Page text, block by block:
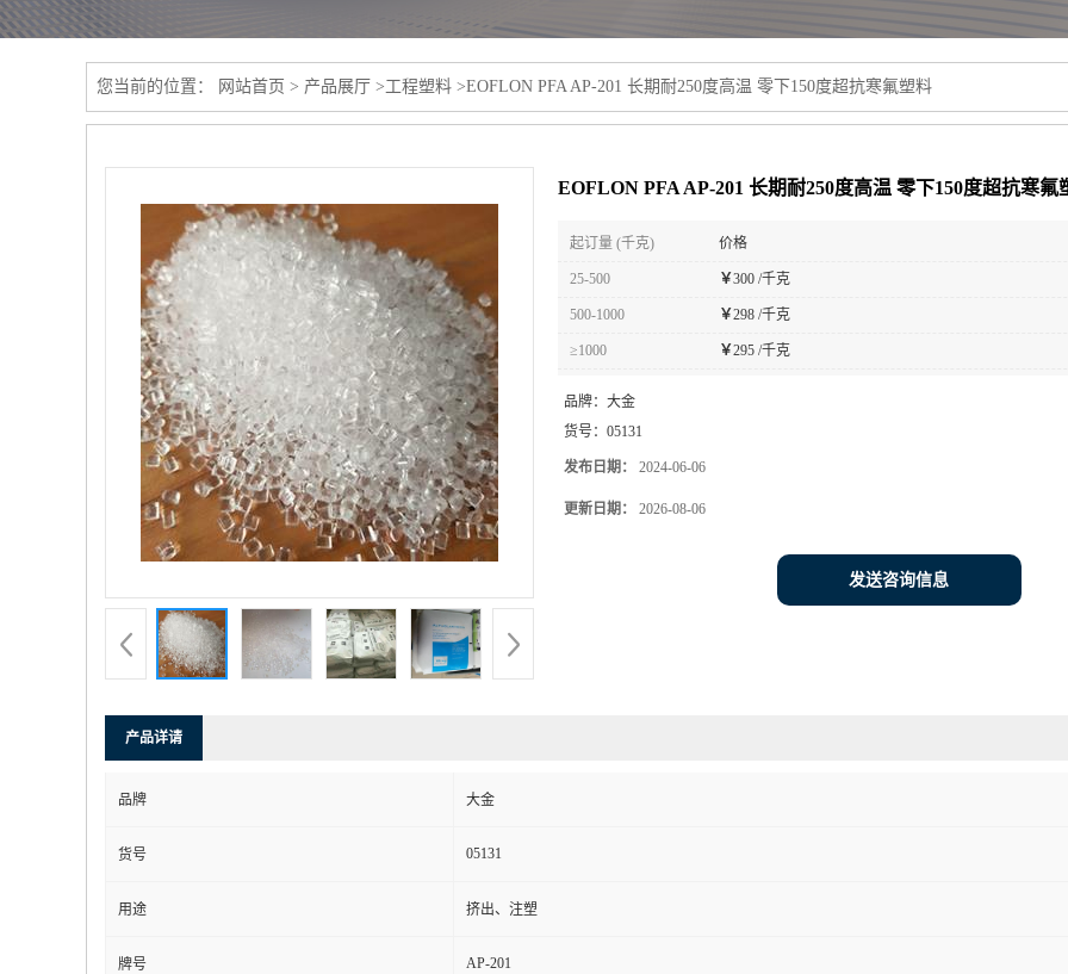
您当前的位置： 网站首页 > 产品展厅 >工程塑料 >EOFLON PFA AP-201 长期耐250度高温 零下150度超抗寒氟塑料
EOFLON PFA AP-201 长期耐250度高温 零下150度超抗寒氟
起订量 (千克) 价格
25-500 ￥300 /千克
500-1000 ￥298 /千克
≥1000 ￥295 /千克
品牌： 大金
货号： 05131
发布日期： 2024-06-06
更新日期： 2026-08-06
发送咨询信息
产品详请
品牌 大金
货号 05131
用途 挤出、注塑
牌号 AP-201